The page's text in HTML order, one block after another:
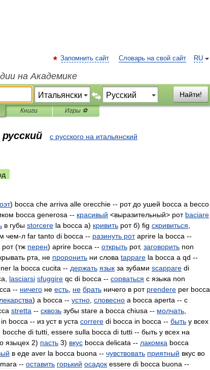
RU
Запомнить сайт Словарь на свой сайт
на Академике
Найти!
Книги Игры ⚽
с русского на итальянский
) bocca che arriva alle orecchie -- рот до ушей bocca a becco
bocca generosa -- красивый <выразительный> рот baciare
в губы storcere la bocca а) кривить рот б) fig скривиться
чем-л far tanto di bocca -- разинуть рот aprire la bocca --
рот(тж перен) aprire bocca -- открыть рот, заговорить non
рта не проронить ни слова tappare la bocca a qd --
la bocca cucita -- держать язык за зубами scappare di
lasciarsi sfuggire qc di bocca -- сорваться с языка non
-- ничего не есть не брать ничего в рот prendere per bocca
лекарства) a bocca -- устно словесно a bocca aperta -- с
stretta -- сквозь зубы stare a bocca chiusa -- молчать
in bocca -- из уст в уста correre di bocca in bocca -- быть у всех
bocche di tutti essere sulla bocca di tutti -- быть у всех на
языцех 2) пасть 3) вкус bocca delicata -- лакомка bocca
в еде aver la bocca buona -- чувствовать приятный вкус во
-- оставить горький осадок essere di bocca buona --